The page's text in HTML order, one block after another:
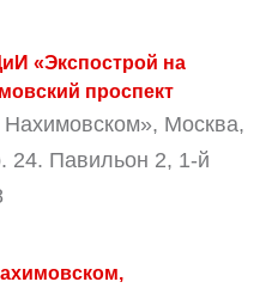
«Экспострой на
проспект
Москва,
24. Павильон 2, 1-й